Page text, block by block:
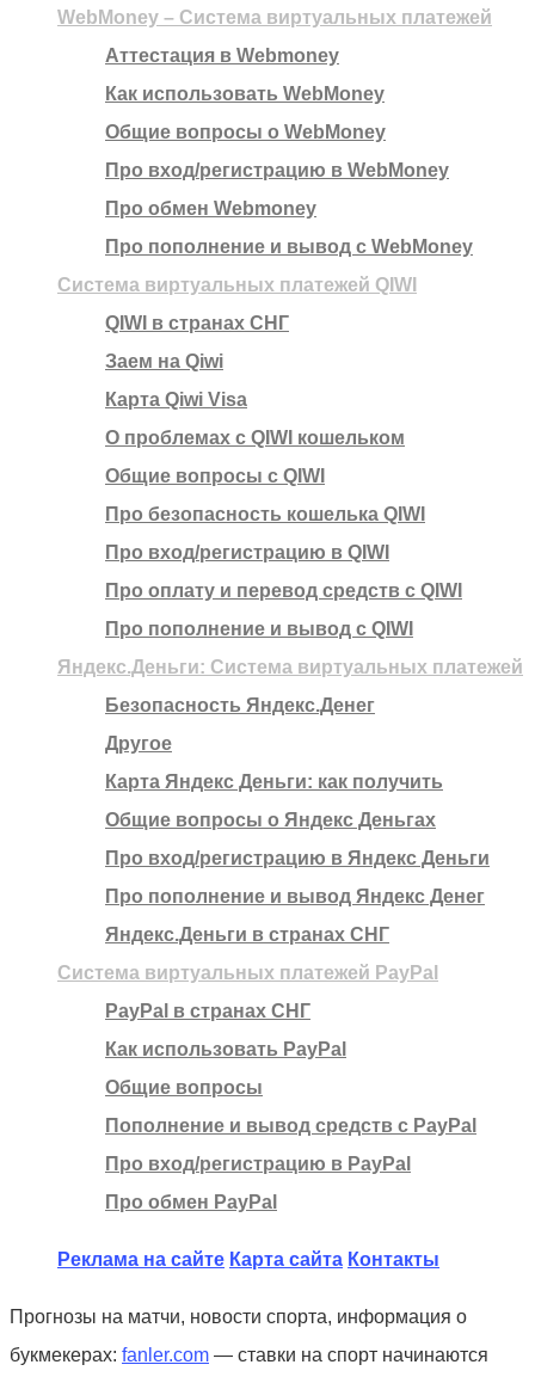
WebMoney – Система виртуальных платежей
Аттестация в Webmoney
Как использовать WebMoney
Общие вопросы о WebMoney
Про вход/регистрацию в WebMoney
Про обмен Webmoney
Про пополнение и вывод с WebMoney
Система виртуальных платежей QIWI
QIWI в странах СНГ
Заем на Qiwi
Карта Qiwi Visa
О проблемах с QIWI кошельком
Общие вопросы с QIWI
Про безопасность кошелька QIWI
Про вход/регистрацию в QIWI
Про оплату и перевод средств c QIWI
Про пополнение и вывод с QIWI
Яндекс.Деньги: Система виртуальных платежей
Безопасность Яндекс.Денег
Другое
Карта Яндекс Деньги: как получить
Общие вопросы о Яндекс Деньгах
Про вход/регистрацию в Яндекс Деньги
Про пополнение и вывод Яндекс Денег
Яндекс.Деньги в странах СНГ
Система виртуальных платежей PayPal
PayPal в странах СНГ
Как использовать PayPal
Общие вопросы
Пополнение и вывод средств с PayPal
Про вход/регистрацию в PayPal
Про обмен PayPal
Реклама на сайте Карта сайта Контакты
Прогнозы на матчи, новости спорта, информация о
букмекерах: fanler.com — ставки на спорт начинаются